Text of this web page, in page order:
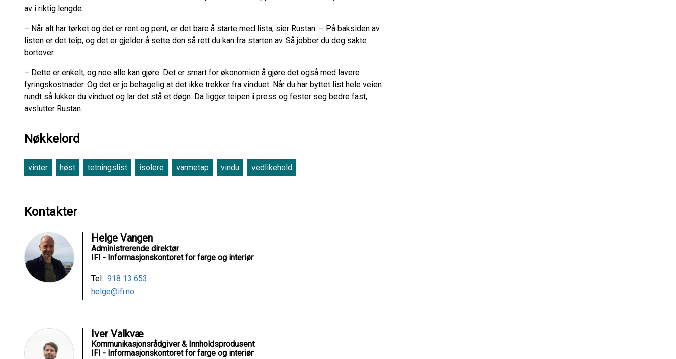
av i riktig lengde.
– Når alt har tørket og det er rent og pent, er det bare å starte med lista, sier Rustan. – På baksiden av
listen er det teip, og det er gjelder å sette den så rett du kan fra starten av. Så jobber du deg sakte
bortover.
– Dette er enkelt, og noe alle kan gjøre. Det er smart for økonomien å gjøre det også med lavere
fyringskostnader. Og det er jo behagelig at det ikke trekker fra vinduet. Når du har byttet list hele veien
rundt så lukker du vinduet og lar det stå et døgn. Da ligger teipen i press og fester seg bedre fast,
avslutter Rustan.
Nøkkelord
vinter høst tetningslist isolere varmetap vindu vedlikehold
Kontakter
Helge Vangen
Administrerende direktør
IFI - Informasjonskontoret for farge og interiør
Tel: 918 13 653
helge@ifi.no
Iver Valkvæ
Kommunikasjonsrådgiver & Innholdsprodusent
IFI - Informasjonskontoret for farge og interiør